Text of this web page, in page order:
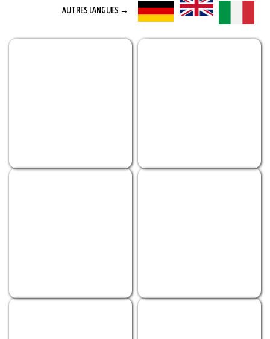
AUTRES LANGUES →